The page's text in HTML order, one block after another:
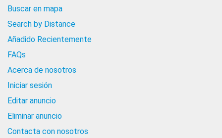
Buscar en mapa
Search by Distance
Añadido Recientemente
FAQs
Acerca de nosotros
Iniciar sesión
Editar anuncio
Eliminar anuncio
Contacta con nosotros